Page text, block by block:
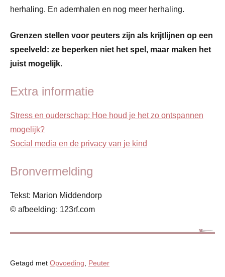
herhaling. En ademhalen en nog meer herhaling.
Grenzen stellen voor peuters zijn als krijtlijnen op een
speelveld: ze beperken niet het spel, maar maken het
juist mogelijk.
Extra informatie
Stress en ouderschap: Hoe houd je het zo ontspannen
mogelijk?
Social media en de privacy van je kind
Bronvermelding
Tekst: Marion Middendorp
© afbeelding: 123rf.com
Getagd met Opvoeding Peuter